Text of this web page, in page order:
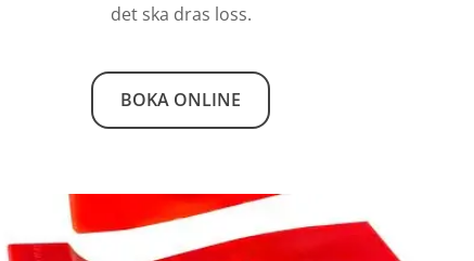
det ska dras loss.
BOKA ONLINE